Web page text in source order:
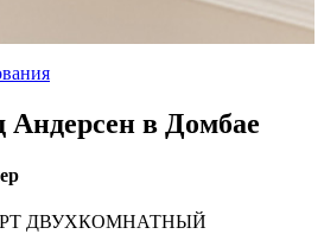
в Домбае
ДВУХКОМНАТНЫЙ